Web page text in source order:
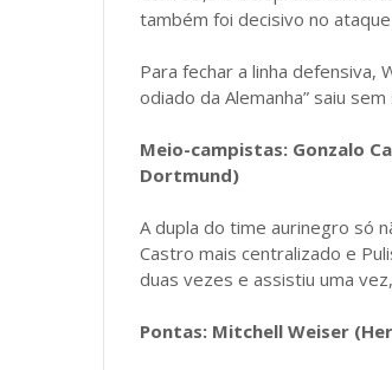
também foi decisivo no
Para fechar a linha defensiva,
odiado da Alemanha” saiu
Meio-campistas: Gonzalo
Dortmund)
A dupla do time aurinegro só
Castro mais centralizado e
duas vezes e assistiu uma
Pontas: Mitchell Weiser